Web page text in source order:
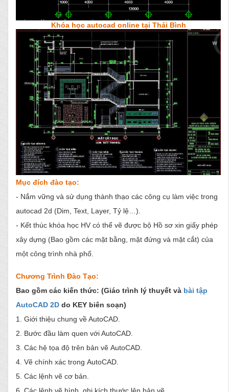
Khóa học autocad online tại Thái Bình
Mục đích đào tạo:
- Nắm vững và sử dụng thành thạo các công cụ làm việc trong
autocad 2d (Dim, Text, Layer, Tỷ lệ…).
- Kết thúc khóa học HV có thể vẽ được bộ Hồ sơ xin giấy phép
xây dựng (Bao gồm các mặt bằng, mặt đứng và mặt cắt) của
một công trình nhà phố.
Chương Trình Đào Tạo:
Bao gồm các kiến thức: (Giáo trình lý thuyết và bài tập
AutoCAD 2D do KEY biên soạn)
1. Giới thiệu chung về AutoCAD.
2. Bước đầu làm quen với AutoCAD.
3. Các hệ tọa độ trên bản vẽ AutoCAD.
4. Vẽ chính xác trong AutoCAD.
5. Các lệnh vẽ cơ bản.
6. Các lệnh vẽ hình, ghi kích thước lên bản vẽ.